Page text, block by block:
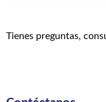
Tienes preguntas,